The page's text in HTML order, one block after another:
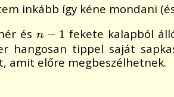
inkább így kéne mondani
ésn − 1
n −1
fekete kalapból
hangosan tippel saját
amit előre megbeszélhetnek.